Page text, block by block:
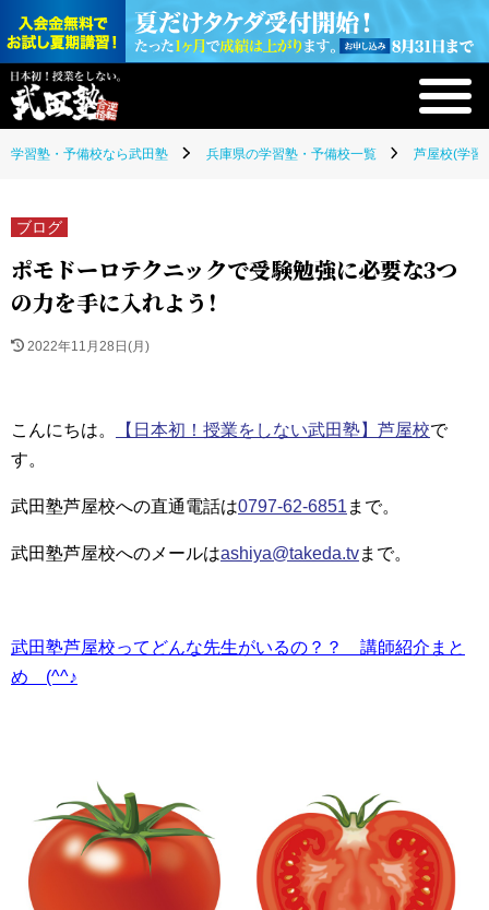
学習塾・予備校なら武田塾 兵庫県の学習塾・予備校一覧 芦屋校(学習
ブログ
ポモドーロテクニックで受験勉強に必要な3つ
の力を手に入れよう！
2022年11月28日(月)
こんにちは。 【日本初！授業をしない武田塾】芦屋校で
す。
武田塾芦屋校への直通電話は0797-62-6851 まで。
武田塾芦屋校へのメールはashiya@takeda.tvまで。
武田塾芦屋校ってどんな先生がいるの？？ 講師紹介まと
め (^^♪